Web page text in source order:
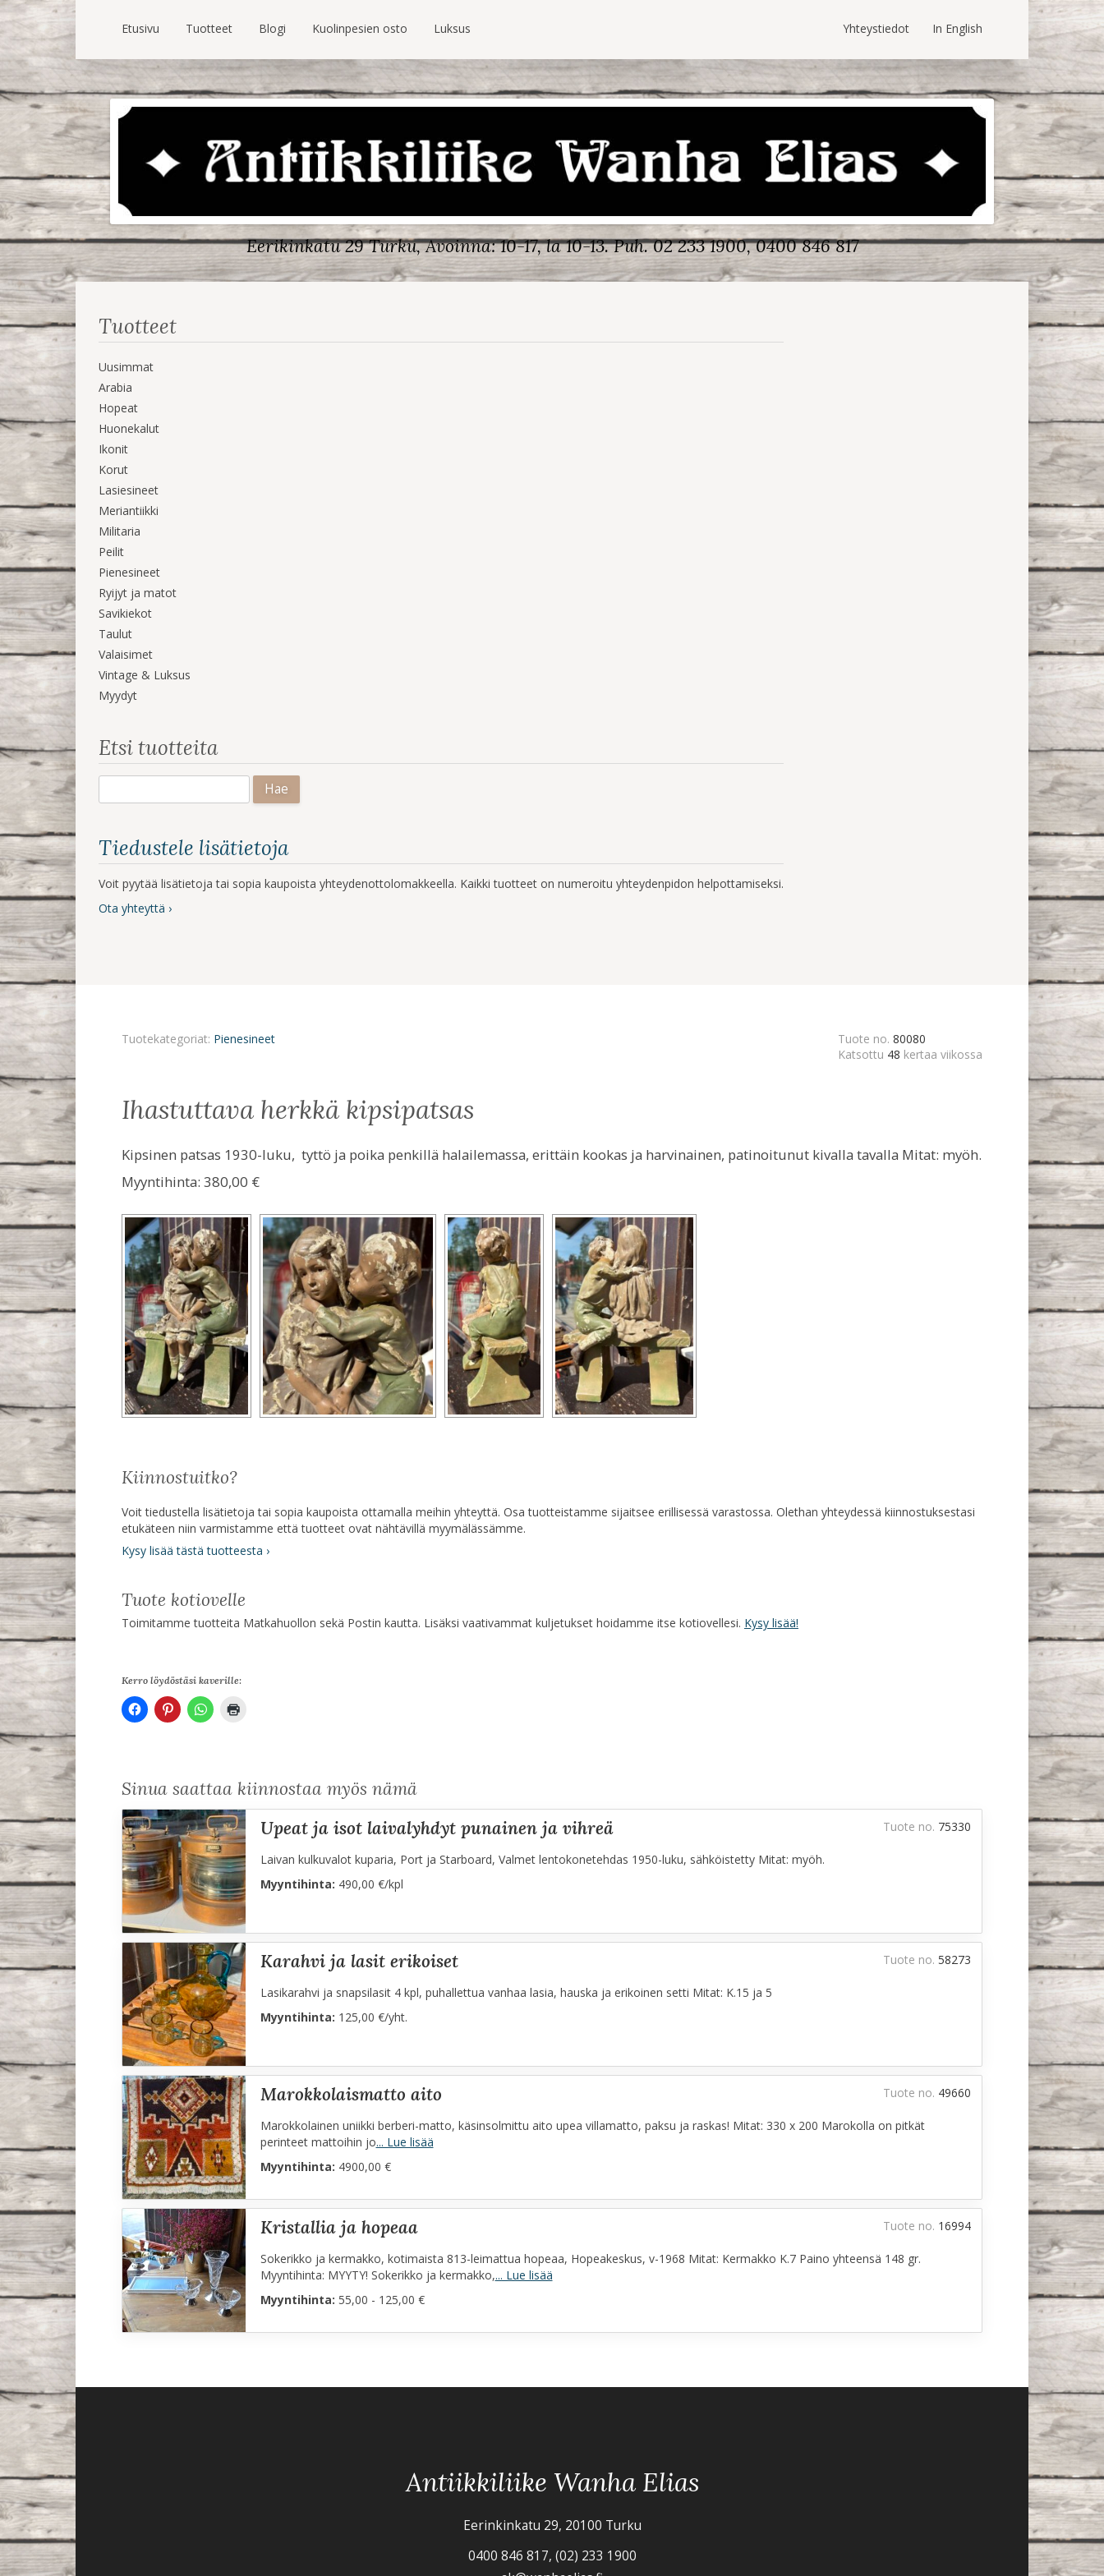
Etusivu Tuotteet Blogi Kuolinpesien osto Luksus In English
Yhteystiedot
Eerikinkatu 29 Turku, Avoinna: 10-17, la 10-13.Puh. 02 233 1900, 0400 846 817
Tuotteet
Uusimmat
Arabia
Hopeat
Huonekalut
Ikonit
Korut
Lasiesineet
Meriantiikki
Militaria
Peilit
Pienesineet
Ryijyt ja matot
Savikiekot
Taulut
Valaisimet
Vintage & Luksus
Myydyt
Etsi tuotteita
Tiedustele lisätietoja
Voit pyytää lisätietoja tai sopia kaupoista yhteydenottolomakkeella. Kaikki tuotteet on numeroitu yhteydenpidon helpottamiseksi.
Ota yhteyttä ›
Tuotekategoriat: Pienesineet Tuote no. 80080
Katsottu 48 kertaa viikossa
ihastuttava herkkä kipsipatsas
Kipsinen patsas 1930-luku, tyttö ja poika penkillä halailemassa, erittäin kookas ja harvinainen, patinoitunut kivalla tavalla Mitat: myöh.
Myyntihinta: 380,00 €
Kiinnostuitko?
Voit tiedustella lisätietoja tai sopia kaupoista ottamalla meihin yhteyttä. Osa tuotteistamme sijaitsee erillisessä varastossa. Olethan yhteydessä kiinnostuksestasi
etukäteen niin varmistamme että tuotteet ovat nähtävillä myymälässämme.
Kysy lisää tästä tuotteesta ›
Tuote kotiovelle
Toimitamme tuotteita Matkahuollon sekä Postin kautta. Lisäksi vaativammat kuljetukset hoidamme itse kotiovellesi. Kysy lisää!
Kerro löydöstäsi kaverille:
Sinua saattaa kiinnostaa myös nämä
upeat ja isot laivalyhdyt punainen ja vihreä
Laivan kulkuvalot kuparia, Port ja Starboard, Valmet lentokonetehdas 1950-luku, sähköistetty Mitat: myöh.
Myyntihinta: 490,00 €/kpl
Tuote no. 75330
karahvi ja lasit erikoiset
Lasikarahvi ja snapsilasit 4 kpl, puhallettua vanhaa lasia, hauska ja erikoinen setti Mitat: K.15 ja 5
Myyntihinta: 125,00 €/yht.
Tuote no. 58273
marokkolaismatto aito
Marokkolainen uniikki berberi-matto, käsinsolmittu aito upea villamatto, paksu ja raskas! Mitat: 330 x 200 Marokolla on pitkät
perinteet mattoihin jo... Lue lisää
Myyntihinta: 4900,00 €
Tuote no. 49660
kristallia ja hopeaa
Sokerikko ja kermakko, kotimaista 813-leimattua hopeaa, Hopeakeskus, v-1968 Mitat: Kermakko K.7 Paino yhteensä 148 gr.
Myyntihinta: MYYTY! Sokerikko ja kermakko,... Lue lisää
Myyntihinta: 55,00 - 125,00 €
Tuote no. 16994
Antiikkiliike Wanha Elias
Eerinkinkatu 29, 20100 Turku
0400 846 817, (02) 233 1900